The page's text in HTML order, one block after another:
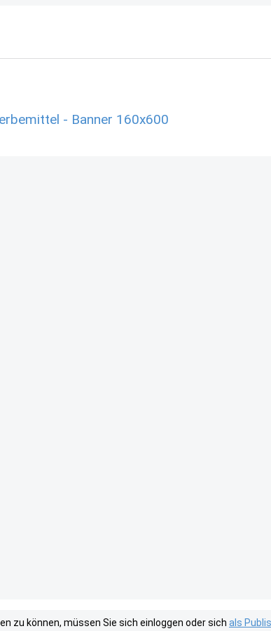
- Banner 160x600
zu können, müssen Sie sich einloggen oder sich als